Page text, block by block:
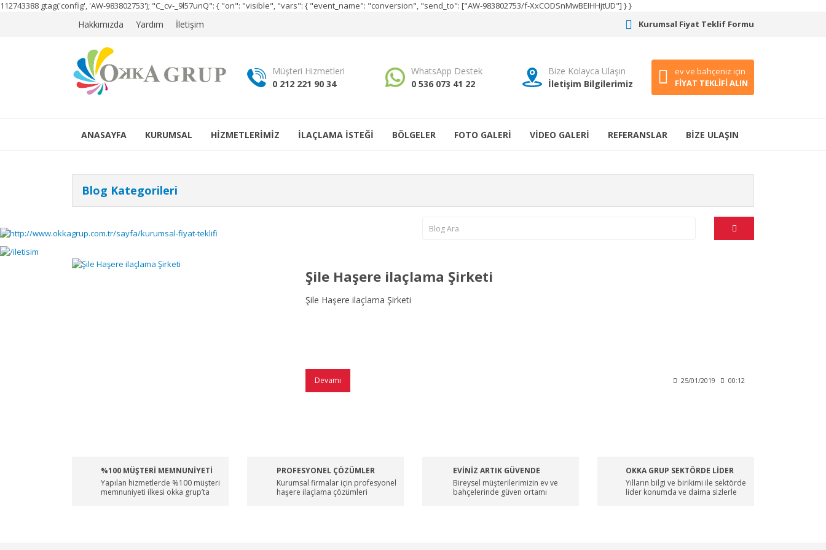
112743388 gtag('config', 'AW-983802753'); "C_cv-_9l57unQ": { "on": "visible", "vars": { "event_name": "conversion", "send_to": ["AW-983802753/f-XxCODSnMwBEIHHjtUD"] } }
Hakkımızda Yardım İletişim Kurumsal Fiyat Teklif Formu
Müşteri Hizmetleri
0 212 221 90 34
WhatsApp Destek
0 536 073 41 22
Bize Kolayca Ulaşın
İletişim Bilgilerimiz
ev ve bahçeniz için
FİYAT TEKLİFİ ALIN
ANASAYFA KURUMSAL HİZMETLERİMİZ İLAÇLAMA İSTEĞİ BÖLGELER FOTO GALERİ VİDEO GALERİ REFERANSLAR BİZE ULAŞIN
Blog Kategorileri
Şile Haşere ilaçlama Şirketi
Şile Haşere ilaçlama Şirketi
Devamı 25/01/2019 00:12
%100 MÜŞTERİ MEMNUNİYETİ
Yapılan hizmetlerde %100 müşteri
memnuniyeti ilkesi okka grup’ta
PROFESYONEL ÇÖZÜMLER
Kurumsal firmalar için profesyonel
haşere ilaçlama çözümleri
EVİNİZ ARTIK GÜVENDE
Bireysel müşterilerimizin ev ve
bahçelerinde güven ortamı
OKKA GRUP SEKTÖRDE LİDER
Yılların bilgi ve birikimi ile sektörde
lider konumda ve daima sizlerle